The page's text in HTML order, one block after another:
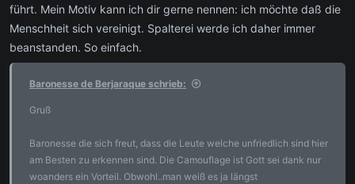
führt. Mein Motiv kann ich dir gerne nennen: ich möchte daß die
Menschheit sich vereinigt. Spalterei werde ich daher immer
beanstanden. So einfach.
Baronesse de Berjaraque schrieb:
Gruß
Baronesse die sich freut, dass die Leute welche unfriedlich sind hier
am Besten zu erkennen sind. Die Camouflage ist Gott sei dank nur
woanders ein Vorteil. Obwohl..man weiß es ja längst